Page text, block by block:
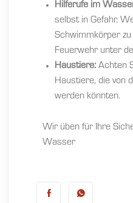
Hilferufe im
selbst in Gefahr.
Schwimmkörper
Feuerwehr unter
Haustiere: Achten
Haustiere, die von
werden könnten.
Wir üben für Ihre
Wasser